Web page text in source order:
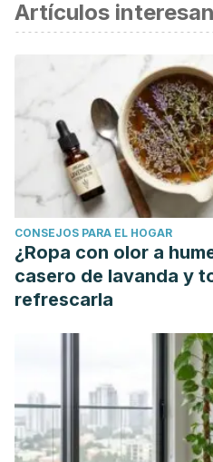
científica.
Iweala OI., Choudhary SK.,
Gastroenterol Rep, 2018. 20
Gouel Cheron A., Harpan A.,
Management of
Presse Med, 2016. 45 (9):
Yu W., Freeland DMH.,
mechanisms, diagnosis and
Immunol, 2016. 16 (12): 751-
Artículos
CONSEJOS PARA EL HOGAR
¿Ropa con olor a
casero de lavanda y
refrescarla